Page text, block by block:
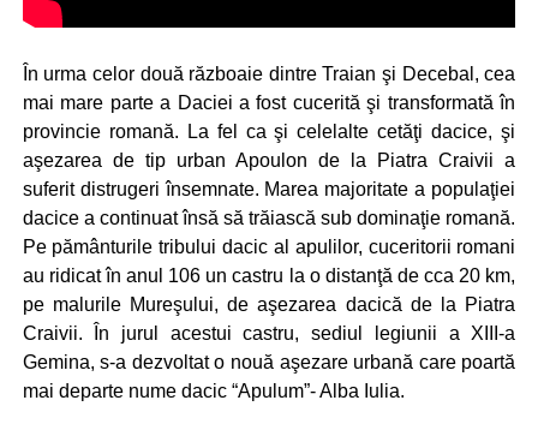
În urma celor două războaie dintre Traian şi Decebal, cea
mai mare parte a Daciei a fost cucerită şi transformată în
provincie romană. La fel ca şi celelalte cetăţi dacice, şi
aşezarea de tip urban Apoulon de la Piatra Craivii a
suferit distrugeri însemnate. Marea majoritate a populaţiei
dacice a continuat însă să trăiască sub dominaţie romană.
Pe pământurile tribului dacic al apulilor, cuceritorii romani
au ridicat în anul 106 un castru la o distanţă de cca 20 km,
pe malurile Mureşului, de aşezarea dacică de la Piatra
Craivii. În jurul acestui castru, sediul legiunii a XIII-a
Gemina, s-a dezvoltat o nouă aşezare urbană care poartă
mai departe nume dacic “Apulum”- Alba Iulia.